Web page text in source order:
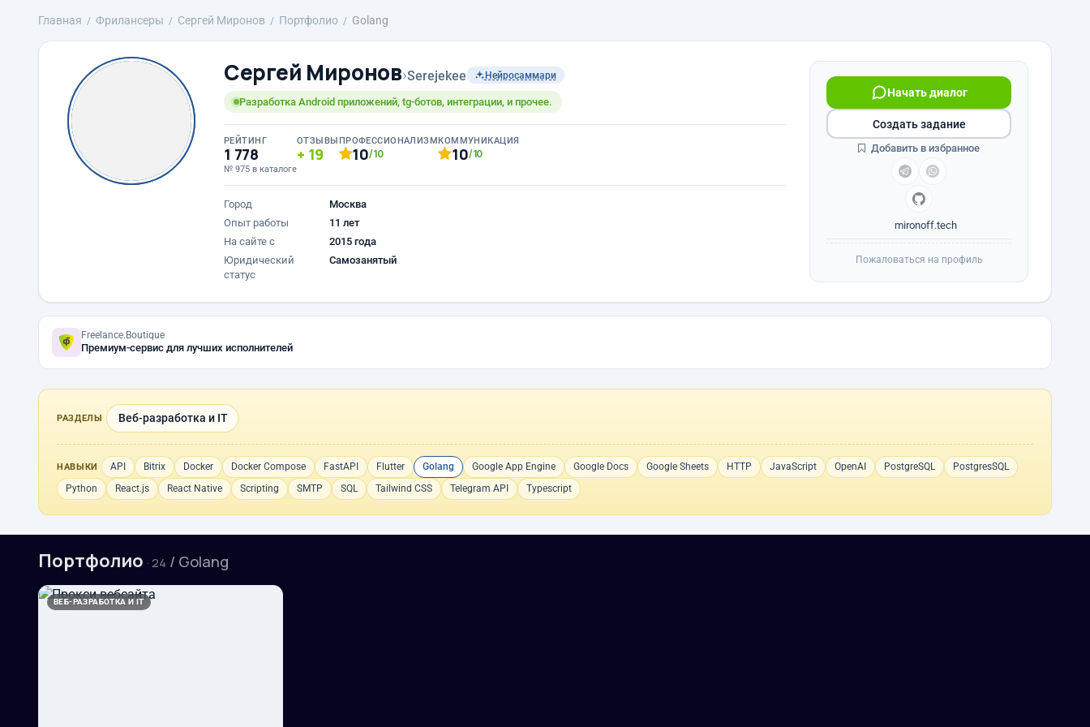
Главная Фрилансеры Сергей Миронов Портфолио Golang
Сергей Миронов›Serejekee Нейросаммари
Разработка Android приложений, tg-ботов, интеграции, и прочее.
РЕЙТИНГ
1 778
№ 975 в каталоге
ОТЗЫВЫ
19
ПРОФЕССИОНАЛИЗМ
10/10
КОММУНИКАЦИЯ
10/10
Город
Москва
Опыт работы
11 лет
На сайте с
2015 года
Юридический
статус
Самозанятый
Начать диалог
mironoff.tech
Создать задание
Добавить в избранное
Пожаловаться на профиль
Freelance.Boutique
Премиум-сервис для лучших исполнителей
РАЗДЕЛЫ Веб-разработка и IT
НАВЫКИ API Bitrix Docker Docker Compose FastAPI Flutter Golang Google App Engine Google Docs Google Sheets HTTP JavaScript OpenAI PostgreSQL
PostgresSQL
Python
React.js React Native Scripting SMTP SQL Tailwind CSS Telegram API Typescript
Портфолио · 24 / Golang
ВЕБ-РАЗРАБОТКА И IT